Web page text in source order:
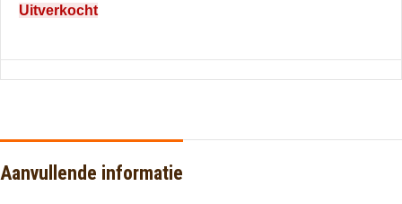
Uitverkocht
Aanvullende informatie